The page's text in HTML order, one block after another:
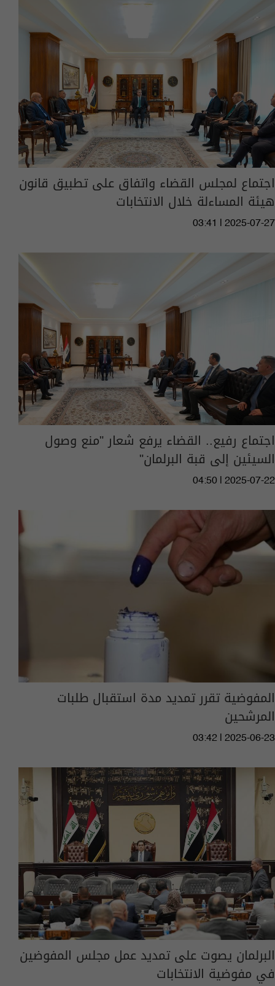
اجتماع لمجلس القضاء واتفاق على تطبيق قانون
هيئة المساءلة خلال الانتخابات
03:41 | 2025-07-27
اجتماع رفيع.. القضاء يرفع شعار "منع وصول
السيئين إلى قبة البرلمان"
04:50 | 2025-07-22
المفوضية تقرر تمديد مدة استقبال طلبات
المرشحين
03:42 | 2025-06-23
البرلمان يصوت على تمديد عمل مجلس المفوضين
في مفوضية الانتخابات